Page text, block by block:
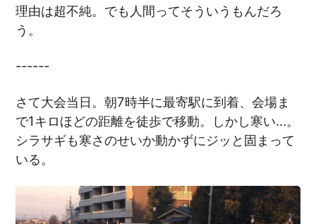
理由は超不純。でも人間ってそういうもんだろ
う。
------
さて大会当日。朝7時半に最寄駅に到着、会場ま
で1キロほどの距離を徒歩で移動。しかし寒い…。
シラサギも寒さのせいか動かずにジッと固まって
いる。